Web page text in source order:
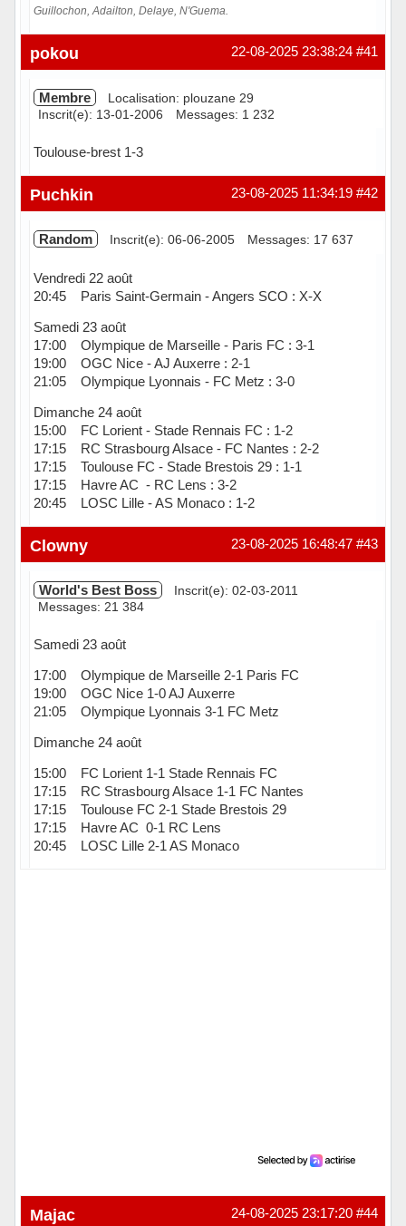
Guillochon, Adailton, Delaye, N'Guema.
Hors ligne #41
22-08-2025 23:38:24
pokou
Membre
Localisation: plouzane 29
Inscrit(e): 13-01-2006
Messages: 1 232
Toulouse-brest 1-3
Hors ligne #42
23-08-2025 11:34:19
Puchkin
Random Inscrit(e): 06-06-2005 Messages: 17 637
Vendredi 22 août
20:45 Paris Saint-Germain - Angers SCO : X-X
Samedi 23 août
17:00 Olympique de Marseille - Paris FC : 3-1
19:00 OGC Nice - AJ Auxerre : 2-1
21:05 Olympique Lyonnais - FC Metz : 3-0
Dimanche 24 août
15:00 FC Lorient - Stade Rennais FC : 1-2
17:15 RC Strasbourg Alsace - FC Nantes : 2-2
17:15 Toulouse FC - Stade Brestois 29 : 1-1
17:15 Havre AC - RC Lens : 3-2
20:45 LOSC Lille - AS Monaco : 1-2
Hors ligne #43
23-08-2025 16:48:47
Clowny
World's Best Boss
Inscrit(e): 02-03-2011
Messages: 21 384
Samedi 23 août
17:00 Olympique de Marseille 2-1 Paris FC
19:00 OGC Nice 1-0 AJ Auxerre
21:05 Olympique Lyonnais 3-1 FC Metz
Dimanche 24 août
15:00 FC Lorient 1-1 Stade Rennais FC
17:15 RC Strasbourg Alsace 1-1 FC Nantes
17:15 Toulouse FC 2-1 Stade Brestois 29
17:15 Havre AC 0-1 RC Lens
20:45 LOSC Lille 2-1 AS Monaco
#44
24-08-2025 23:17:20
Majac